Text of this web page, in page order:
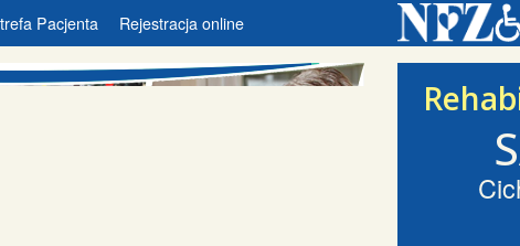
Pacjenta Rejestracja online